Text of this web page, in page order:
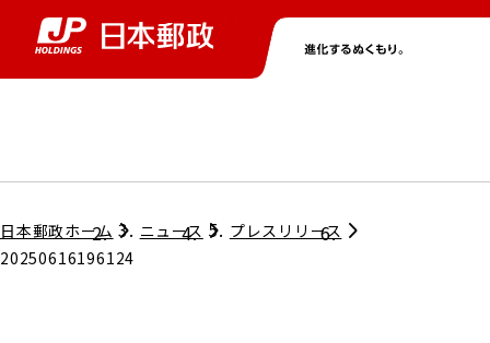
グループ情報トップ
株主・投資家情報トップ
ニューストップ
サステナビリティトップ
採用情報トップ
日本郵政ホーム ニュース
プレスリリース
20250616196124